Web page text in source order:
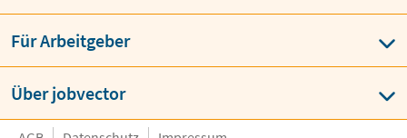
Für Arbeitgeber
Über jobvector